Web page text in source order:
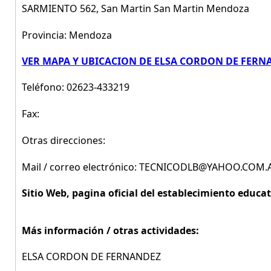
SARMIENTO 562, San Martin San Martin Mendoza
Provincia: Mendoza
VER MAPA Y UBICACION DE ELSA CORDON DE
Teléfono: 02623-433219
Fax:
Otras direcciones:
Mail / correo electrónico:
Sitio Web, pagina oficial del establecimiento
Más información / otras actividades:
ELSA CORDON DE FERNANDEZ